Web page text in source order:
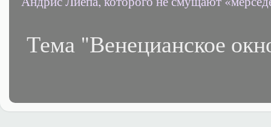
Тема "Венецианское